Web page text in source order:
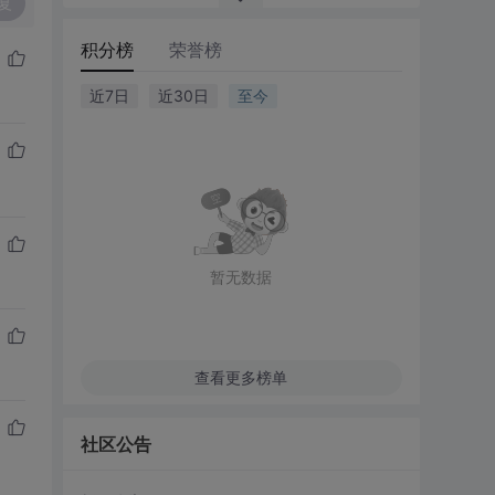
积分榜 荣誉榜
近7日 近30日 至今
暂无数据
查看更多榜单
社区公告